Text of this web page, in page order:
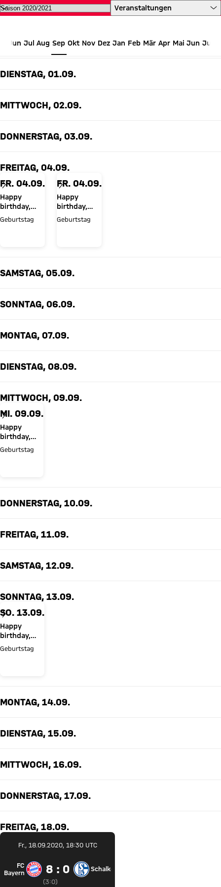
Alle Termine des FC Bayern
Veranstaltungen
Jun Jul Aug Sep Okt Nov Dez Jan Feb Mär Apr Mai Jun Jul
SEPTEMBER 2020
DIENSTAG, 01.09.
MITTWOCH, 02.09.
DONNERSTAG, 03.09.
FREITAG, 04.09.
FR. 04.09.
Happy
birthday,
Jan-
Christian
Geburtstag
FR. 04.09.
Happy
birthday,
René Marić
Geburtstag
SAMSTAG, 05.09.
SONNTAG, 06.09.
MONTAG, 07.09.
DIENSTAG, 08.09.
MITTWOCH, 09.09.
MI. 09.09.
Happy
birthday,
Bryan
Zaragoza!
Geburtstag
DONNERSTAG, 10.09.
FREITAG, 11.09.
SAMSTAG, 12.09.
SONNTAG, 13.09.
SO. 13.09.
Happy
birthday,
Sacha Boey!
Geburtstag
MONTAG, 14.09.
DIENSTAG, 15.09.
MITTWOCH, 16.09.
DONNERSTAG, 17.09.
FREITAG, 18.09.
Fr., 18.09.2020, 18:30 UTC
FC Bayern München gegen FC Schalke 04
FC
Bayern
8 zu 0
8 : 0
(Zwischenergebnis:
3 zu 0 nach Erste Halbzeit
3:0)
Schalke